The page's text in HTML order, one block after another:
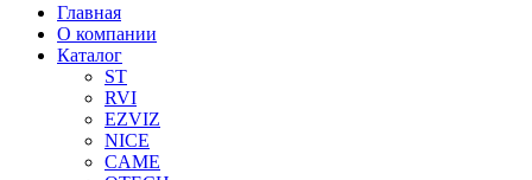
Главная
О компании
Каталог
ST
RVI
EZVIZ
NICE
CAME